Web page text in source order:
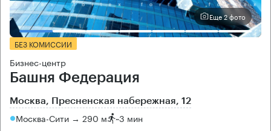
Еще 2 фото
БЕЗ КОМИССИИ
Бизнес-центр
Башня Федерация
Москва, Пресненская набережная, 12
Москва-Сити → 290 м ~3 мин